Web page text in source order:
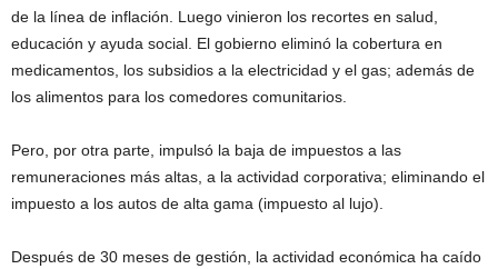
de la línea de inflación. Luego vinieron los recortes en salud,
educación y ayuda social. El gobierno eliminó la cobertura en
medicamentos, los subsidios a la electricidad y el gas; además de
los alimentos para los comedores comunitarios.
Pero, por otra parte, impulsó la baja de impuestos a las
remuneraciones más altas, a la actividad corporativa; eliminando el
impuesto a los autos de alta gama (impuesto al lujo).
Después de 30 meses de gestión, la actividad económica ha caído